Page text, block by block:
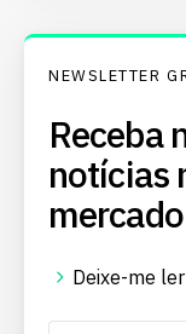
NEWSLETTER
Receba
notícias
Deixe-me